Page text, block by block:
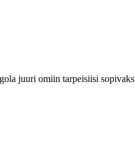
juuri omiin tarpeisiisi